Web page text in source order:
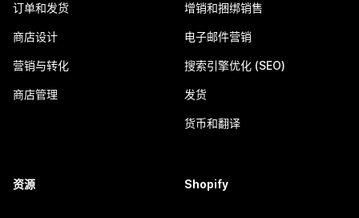
订单和发货
商店设计
营销与转化
商店管理
增销和捆绑销售
电子邮件营销
搜索引擎优化 (SEO)
发货
货币和翻译
资源 Shopify